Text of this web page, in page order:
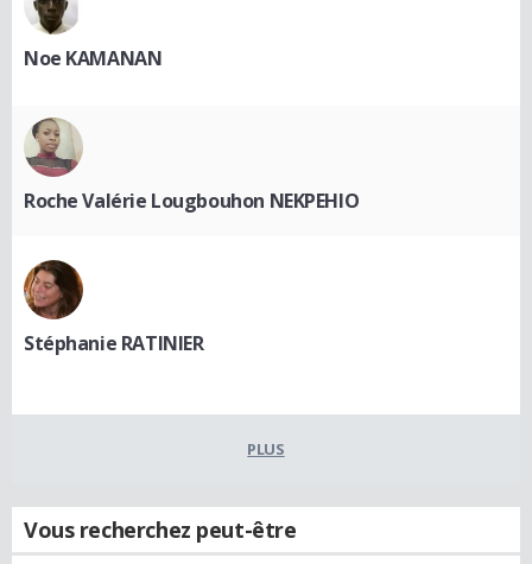
Noe KAMANAN
Roche Valérie Lougbouhon NEKPEHIO
Stéphanie RATINIER
PLUS
Vous recherchez peut-être